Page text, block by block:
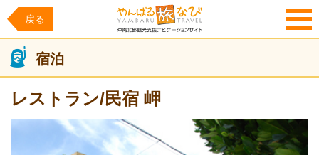
戻る
MENU
宿泊
レストラン/民宿 岬